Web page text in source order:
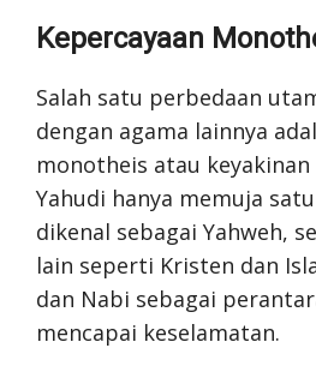
Kepercayaan
Salah satu perbedaan
dengan agama lainnya
monotheis atau
Yahudi hanya memuja
dikenal sebagai Yahweh,
lain seperti Kristen dan
dan Nabi sebagai
mencapai keselamatan.